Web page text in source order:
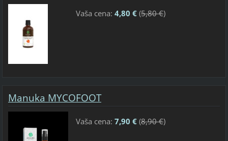
Vaša cena: 4,80 €(5,80 €)
Manuka MYCOFOOT
Vaša cena: 7,90 €(8,90 €)